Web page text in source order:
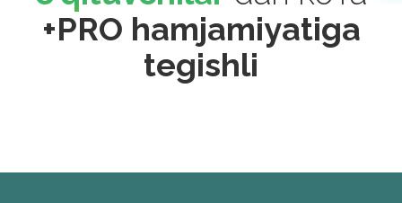
+PRO hamjamiyatiga
tegishli